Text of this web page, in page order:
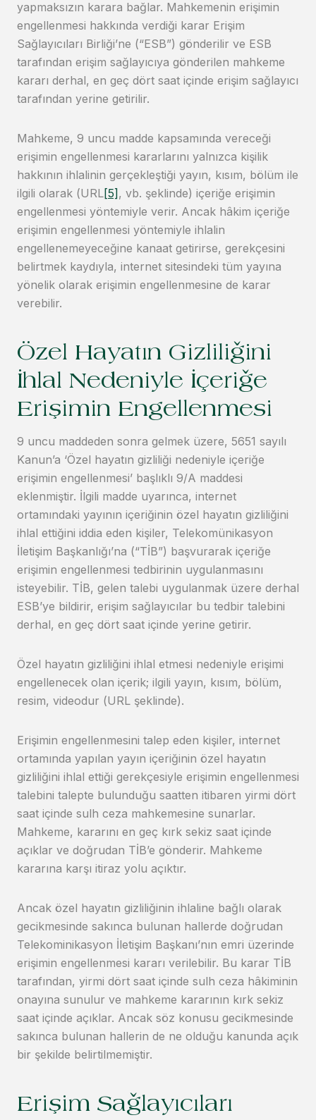
yapmaksızın karara bağlar. Mahkemenin erişimin
engellenmesi hakkında verdiği karar Erişim
Sağlayıcıları Birliği’ne (“ESB”) gönderilir ve ESB
tarafından erişim sağlayıcıya gönderilen mahkeme
kararı derhal, en geç dört saat içinde erişim sağlayıcı
tarafından yerine getirilir.
Mahkeme, 9 uncu madde kapsamında vereceği
erişimin engellenmesi kararlarını yalnızca kişilik
hakkının ihlalinin gerçekleştiği yayın, kısım, bölüm ile
ilgili olarak (URL[5] , vb. şeklinde) içeriğe erişimin
engellenmesi yöntemiyle verir. Ancak hâkim içeriğe
erişimin engellenmesi yöntemiyle ihlalin
engellenemeyeceğine kanaat getirirse, gerekçesini
belirtmek kaydıyla, internet sitesindeki tüm yayına
yönelik olarak erişimin engellenmesine de karar
verebilir.
Özel Hayatın Gizliliğini
İhlal Nedeniyle İçeriğe
Erişimin Engellenmesi
9 uncu maddeden sonra gelmek üzere, 5651 sayılı
Kanun’a ‘Özel hayatın gizliliği nedeniyle içeriğe
erişimin engellenmesi’ başlıklı 9/A maddesi
eklenmiştir. İlgili madde uyarınca, internet
ortamındaki yayının içeriğinin özel hayatın gizliliğini
ihlal ettiğini iddia eden kişiler, Telekomünikasyon
İletişim Başkanlığı’na (“TİB”) başvurarak içeriğe
erişimin engellenmesi tedbirinin uygulanmasını
isteyebilir. TİB, gelen talebi uygulanmak üzere derhal
ESB’ye bildirir, erişim sağlayıcılar bu tedbir talebini
derhal, en geç dört saat içinde yerine getirir.
Özel hayatın gizliliğini ihlal etmesi nedeniyle erişimi
engellenecek olan içerik; ilgili yayın, kısım, bölüm,
resim, videodur (URL şeklinde).
Erişimin engellenmesini talep eden kişiler, internet
ortamında yapılan yayın içeriğinin özel hayatın
gizliliğini ihlal ettiği gerekçesiyle erişimin engellenmesi
talebini talepte bulunduğu saatten itibaren yirmi dört
saat içinde sulh ceza mahkemesine sunarlar.
Mahkeme, kararını en geç kırk sekiz saat içinde
açıklar ve doğrudan TİB’e gönderir. Mahkeme
kararına karşı itiraz yolu açıktır.
Ancak özel hayatın gizliliğinin ihlaline bağlı olarak
gecikmesinde sakınca bulunan hallerde doğrudan
Telekominikasyon İletişim Başkanı’nın emri üzerinde
erişimin engellenmesi kararı verilebilir. Bu karar TİB
tarafından, yirmi dört saat içinde sulh ceza hâkiminin
onayına sunulur ve mahkeme kararının kırk sekiz
saat içinde açıklar. Ancak söz konusu gecikmesinde
sakınca bulunan hallerin de ne olduğu kanunda açık
bir şekilde belirtilmemiştir.
Erişim Sağlayıcıları